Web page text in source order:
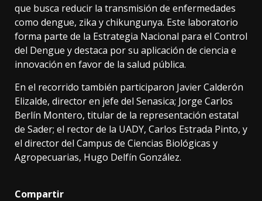
que busca reducir la transmisión de enfermedades
como dengue, zika y chikungunya. Este laboratorio
forma parte de la Estrategia Nacional para el Control
del Dengue y destaca por su aplicación de ciencia e
innovación en favor de la salud pública.
En el recorrido también participaron Javier Calderón
Elizalde, director en jefe del Senasica; Jorge Carlos
Berlín Montero, titular de la representación estatal
de Sader; el rector de la UADY, Carlos Estrada Pinto, y
el director del Campus de Ciencias Biológicas y
Agropecuarias, Hugo Delfín González.
Compartir